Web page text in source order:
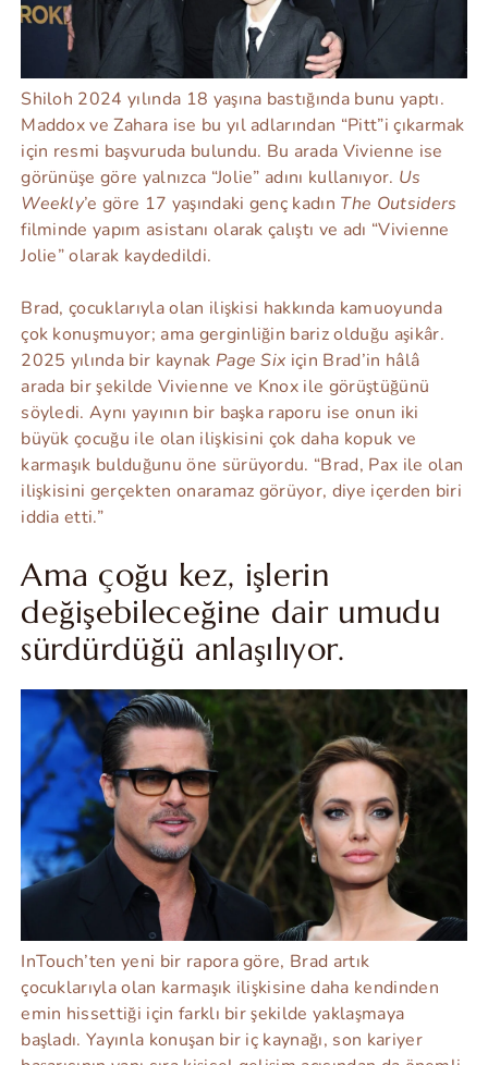
Shiloh 2024 yılında 18 yaşına bastığında bunu yaptı.
Maddox ve Zahara ise bu yıl adlarından “Pitt”i çıkarmak
için resmi başvuruda bulundu. Bu arada Vivienne ise
görünüşe göre yalnızca “Jolie” adını kullanıyor. Us
Weekly’e göre 17 yaşındaki genç kadın The Outsiders
filminde yapım asistanı olarak çalıştı ve adı “Vivienne
Jolie” olarak kaydedildi.
Brad, çocuklarıyla olan ilişkisi hakkında kamuoyunda
çok konuşmuyor; ama gerginliğin bariz olduğu aşikâr.
2025 yılında bir kaynak Page Six için Brad’in hâlâ
arada bir şekilde Vivienne ve Knox ile görüştüğünü
söyledi. Aynı yayının bir başka raporu ise onun iki
büyük çocuğu ile olan ilişkisini çok daha kopuk ve
karmaşık bulduğunu öne sürüyordu. “Brad, Pax ile olan
ilişkisini gerçekten onaramaz görüyor, diye içerden biri
iddia etti.”
Ama çoğu kez, işlerin
değişebileceğine dair umudu
sürdürdüğü anlaşılıyor.
InTouch’ten yeni bir rapora göre, Brad artık
çocuklarıyla olan karmaşık ilişkisine daha kendinden
emin hissettiği için farklı bir şekilde yaklaşmaya
başladı. Yayınla konuşan bir iç kaynağı, son kariyer